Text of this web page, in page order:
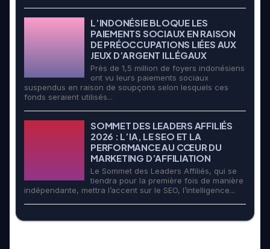
L’INDONÉSIE BLOQUE LES
PAIEMENTS SOCIAUX EN RAISON
DE PRÉOCCUPATIONS LIÉES AUX
JEUX D’ARGENT ILLÉGAUX
Près de 1,5 million de foyers indonésiens
ont vu leurs paiements sociaux
suspendus en raison de soupçons selon lesquels ces
fonds seraient utilisés...
SOMMET DES LEADERS AFFILIÉS
2026 : L’IA, LE SEO ET LA
PERFORMANCE AU CŒUR DU
MARKETING D’AFFILIATION
Le Sommet des Leaders Affiliés, qui se
tiendra pour la première fois de manière
indépendante, mettra l’accent sur le SEO, l’intelligence...